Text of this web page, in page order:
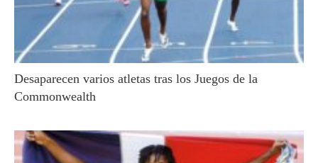
Desaparecen varios atletas tras los Juegos de la
Commonwealth